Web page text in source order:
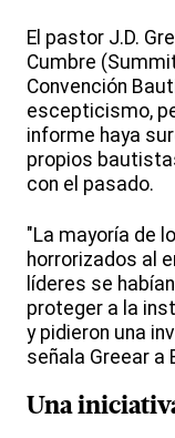
El pastor J.D.
Cumbre
Convención
escepticismo,
informe haya
propios
con el pasado.
"La mayoría de
horrorizados al
líderes se
proteger a la
y pidieron una
señala Greear a
Una